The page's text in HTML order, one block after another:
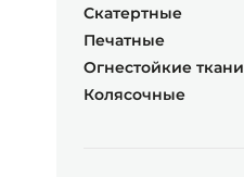
Скатертные
Печатные
Oгнестойкие ткани
Колясочные